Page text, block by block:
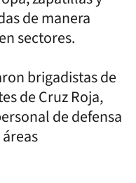
de manera
sectores.
brigadistas de
de Cruz Roja,
de defensa